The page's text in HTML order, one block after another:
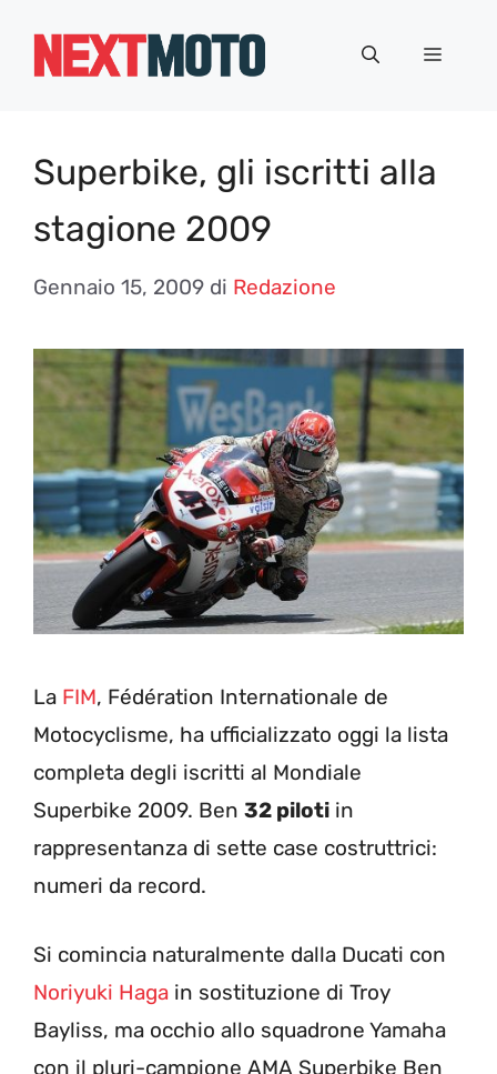
Menu
Superbike, gli iscritti alla
stagione 2009
Gennaio 15, 2009 di Redazione
La FIM, Fédération Internationale de
Motocyclisme, ha ufficializzato oggi la lista
completa degli iscritti al Mondiale
Superbike 2009. Ben 32 piloti in
rappresentanza di sette case costruttrici:
numeri da record.
Si comincia naturalmente dalla Ducati con
Noriyuki Haga in sostituzione di Troy
Bayliss, ma occhio allo squadrone Yamaha
con il pluri-campione AMA Superbike Ben